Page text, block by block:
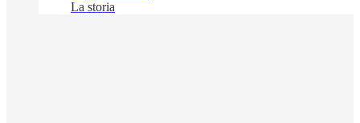
La storia